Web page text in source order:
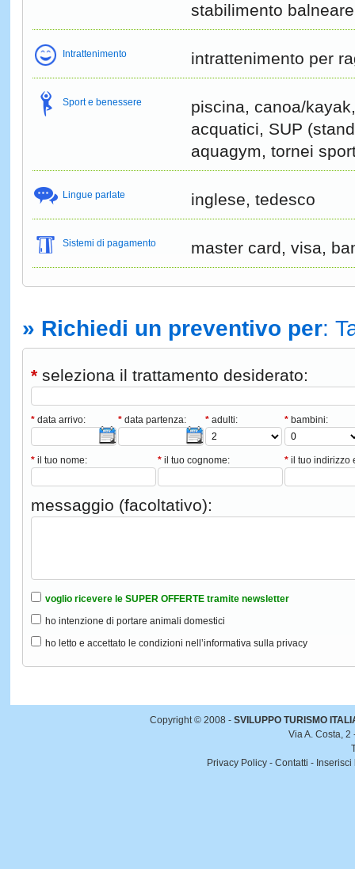
stabilimento
Intrattenimento intrattenimento per
Sport e benessere
piscina, canoa/
acquatici, SUP
aquagym, tornei
Lingue parlate inglese, tedesco
Sistemi di pagamento master card, visa,
» Richiedi un preventivo per:
*seleziona il trattamento desiderato:
*data arrivo: *data partenza: *adulti: *bambini:
*il tuo nome: *il tuo cognome: *il tuo indirizzo
messaggio (facoltativo):
voglio ricevere le SUPER OFFERTE tramite newsletter
ho intenzione di portare animali domestici
ho letto e accettato le condizioni nell’informativa sulla privacy
Copyright © 2008 - SVILUPPO TURISMO
Via A. Costa,
Privacy Policy - Contatti - Inserisci